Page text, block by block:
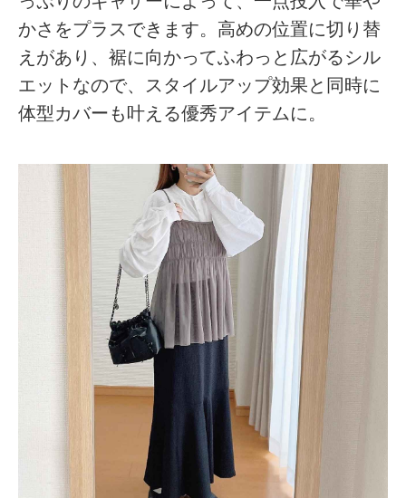
かさをプラスできます。高めの位置に切り替
えがあり、裾に向かってふわっと広がるシル
エットなので、スタイルアップ効果と同時に
体型カバーも叶える優秀アイテムに。